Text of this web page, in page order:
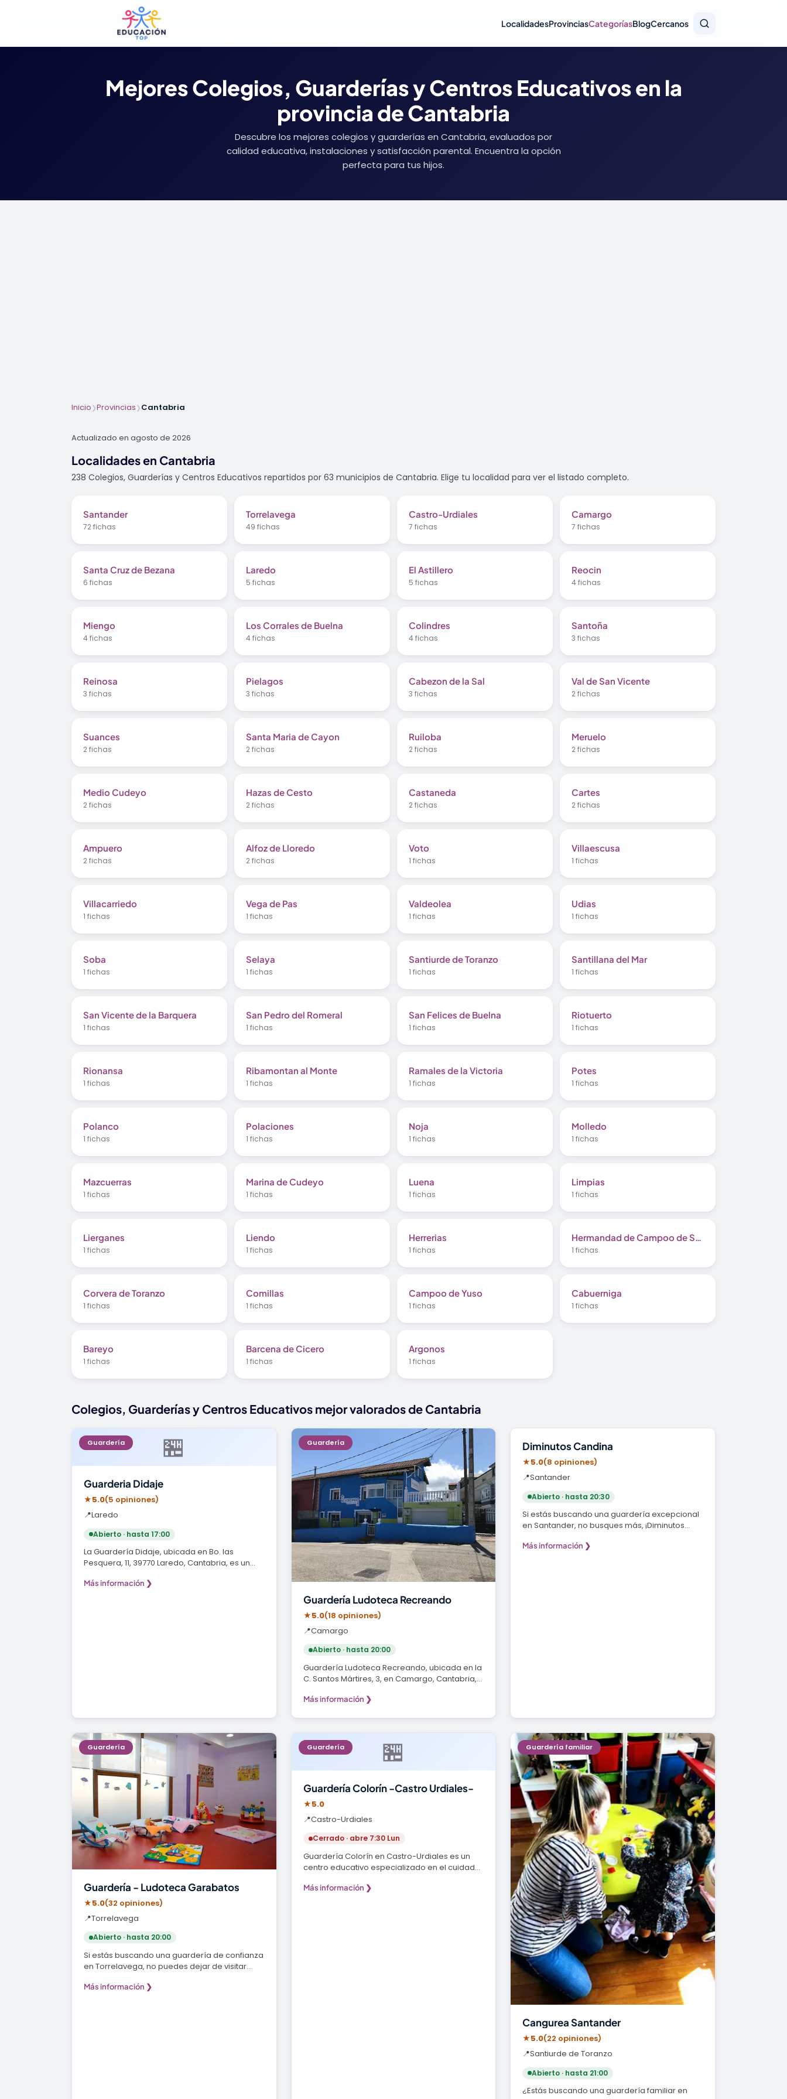
LocalidadesProvinciasCategoríasBlogCercanos
Mejores Colegios, Guarderías y Centros Educativos en la
provincia de Cantabria
Descubre los mejores colegios y guarderías en Cantabria, evaluados por
calidad educativa, instalaciones y satisfacción parental. Encuentra la opción
perfecta para tus hijos.
Inicio❯Provincias❯Cantabria
Actualizado en agosto de 2026
Localidades en Cantabria
238 Colegios, Guarderías y Centros Educativos repartidos por 63 municipios de Cantabria. Elige tu localidad para ver el listado completo.
Santander
72 fichas
Torrelavega
49 fichas
Castro-Urdiales
7 fichas
Camargo
7 fichas
Santa Cruz de Bezana
6 fichas
Laredo
5 fichas
El Astillero
5 fichas
Reocin
4 fichas
Miengo
4 fichas
Los Corrales de Buelna
4 fichas
Colindres
4 fichas
Santoña
3 fichas
Reinosa
3 fichas
Pielagos
3 fichas
Cabezon de la Sal
3 fichas
Val de San Vicente
2 fichas
Suances
2 fichas
Santa Maria de Cayon
2 fichas
Ruiloba
2 fichas
Meruelo
2 fichas
Medio Cudeyo
2 fichas
Hazas de Cesto
2 fichas
Castaneda
2 fichas
Cartes
2 fichas
Ampuero
2 fichas
Alfoz de Lloredo
2 fichas
Voto
1 fichas
Villaescusa
1 fichas
Villacarriedo
1 fichas
Vega de Pas
1 fichas
Valdeolea
1 fichas
Udias
1 fichas
Soba
1 fichas
Selaya
1 fichas
Santiurde de Toranzo
1 fichas
Santillana del Mar
1 fichas
San Vicente de la Barquera
1 fichas
San Pedro del Romeral
1 fichas
San Felices de Buelna
1 fichas
Riotuerto
1 fichas
Rionansa
1 fichas
Ribamontan al Monte
1 fichas
Ramales de la Victoria
1 fichas
Potes
1 fichas
Polanco
1 fichas
Polaciones
1 fichas
Noja
1 fichas
Molledo
1 fichas
Mazcuerras
1 fichas
Marina de Cudeyo
1 fichas
Luena
1 fichas
Limpias
1 fichas
Lierganes
1 fichas
Liendo
1 fichas
Herrerias
1 fichas
Hermandad de Campoo de Suso
1 fichas
Corvera de Toranzo
1 fichas
Comillas
1 fichas
Campoo de Yuso
1 fichas
Cabuerniga
1 fichas
Bareyo
1 fichas
Barcena de Cicero
1 fichas
Argonos
1 fichas
Colegios, Guarderías y Centros Educativos mejor valorados de Cantabria
🏪
Guardería
Guarderia Didaje
★5.0(5 opiniones)
📍Laredo
Abierto · hasta 17:00
La Guardería Didaje, ubicada en Bo. las
Pesquera, 11, 39770 Laredo, Cantabria, es un
Más información ❯
Guardería
Guardería Ludoteca Recreando
★5.0(18 opiniones)
📍Camargo
Abierto · hasta 20:00
Guardería Ludoteca Recreando, ubicada en la
C. Santos Mártires, 3, en Camargo, Cantabria,
Más información ❯
Guardería
Diminutos Candina
★5.0(8 opiniones)
📍Santander
Abierto · hasta 20:30
Si estás buscando una guardería excepcional
en Santander, no busques más, ¡Diminutos
Más información ❯
Guardería
Guardería - Ludoteca Garabatos
★5.0(32 opiniones)
📍Torrelavega
Abierto · hasta 20:00
Si estás buscando una guardería de confianza
en Torrelavega, no puedes dejar de visitar
Más información ❯
🏪
Guardería
Guardería Colorín -Castro Urdiales-
★5.0
📍Castro-Urdiales
Cerrado · abre 7:30 Lun
Guardería Colorín en Castro-Urdiales es un
centro educativo especializado en el cuidado
Más información ❯
Guardería familiar
Cangurea Santander
★5.0(22 opiniones)
📍Santiurde de Toranzo
Abierto · hasta 21:00
¿Estás buscando una guardería familiar en